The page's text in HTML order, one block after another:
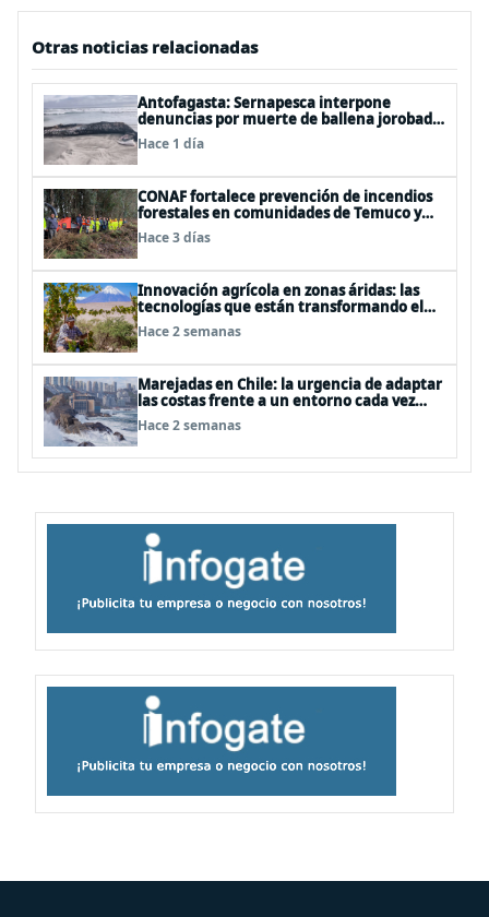
Otras noticias relacionadas
Antofagasta: Sernapesca interpone
denuncias por muerte de ballena jorobada
y maltrato a lobos marinos
Hace 1 día
CONAF fortalece prevención de incendios
forestales en comunidades de Temuco y
Galvarino
Hace 3 días
Innovación agrícola en zonas áridas: las
tecnologías que están transformando el
desierto de Atacama
Hace 2 semanas
Marejadas en Chile: la urgencia de adaptar
las costas frente a un entorno cada vez
más desafiante
Hace 2 semanas